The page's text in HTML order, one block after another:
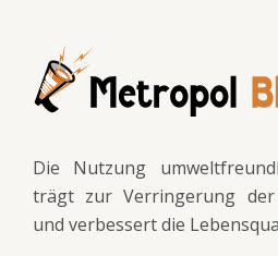
Die Nutzung
trägt zur Verringerung der
und verbessert die